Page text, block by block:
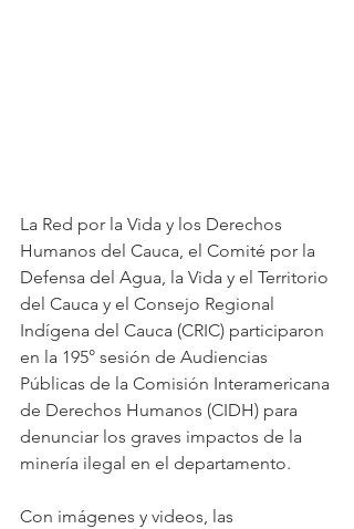
La Red por la Vida y los Derechos
Humanos del Cauca, el Comité por la
Defensa del Agua, la Vida y el Territorio
del Cauca y el Consejo Regional
Indígena del Cauca (CRIC) participaron
en la 195° sesión de Audiencias
Públicas de la Comisión Interamericana
de Derechos Humanos (CIDH) para
denunciar los graves impactos de la
minería ilegal en el departamento.
Con imágenes y videos, las